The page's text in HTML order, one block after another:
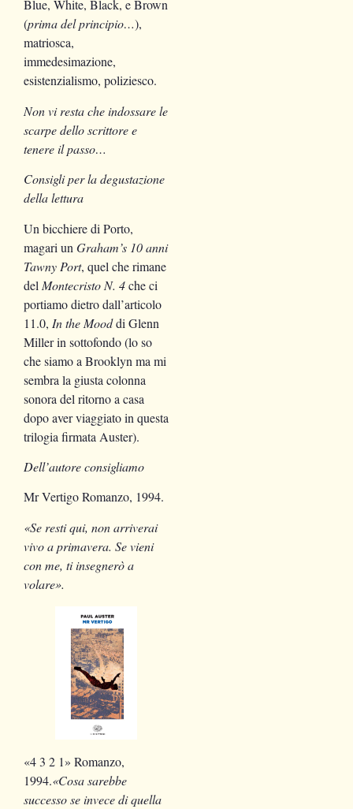
Blue, White, Black, e Brown
(prima del principio…),
matriosca,
immedesimazione,
esistenzialismo, poliziesco.
Non vi resta che indossare le
scarpe dello scrittore e
tenere il passo…
Consigli per la degustazione
della lettura
Un bicchiere di Porto,
magari un Graham’s 10 anni
Tawny Port, quel che rimane
del Montecristo N. 4che ci
portiamo dietro dall’articolo
11.0, In the Mooddi Glenn
Miller in sottofondo (lo so
che siamo a Brooklyn ma mi
sembra la giusta colonna
sonora del ritorno a casa
dopo aver viaggiato in questa
trilogia firmata Auster).
Dell’autore consigliamo
Mr VertigoRomanzo, 1994.
«Se resti qui, non arriverai
vivo a primavera. Se vieni
con me, ti insegnerò a
volare».
«4 3 2 1» Romanzo,
1994.«Cosa sarebbe
successo se invece di quella